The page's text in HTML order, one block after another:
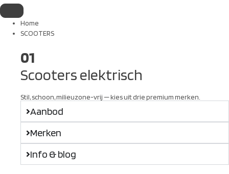
Home
SCOOTERS
01
Scooters elektrisch
Stil, schoon, milieuzone-vrij — kies uit drie premium merken.
Aanbod
Merken
Info & blog